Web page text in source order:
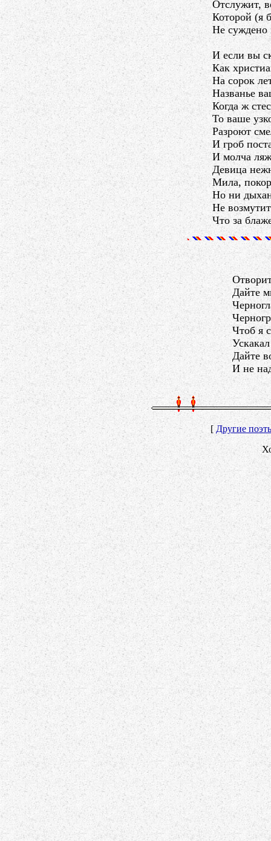
Отслужит,
Которой (я
Не суждено
И если вы
Как
На сорок
Названье
Когда ж
То ваше
Разроют
И гроб
И молча
Девица
Мила,
Но ни
Не
Что за
Дайте
Чтоб я
Дайте
И не
[ Другие